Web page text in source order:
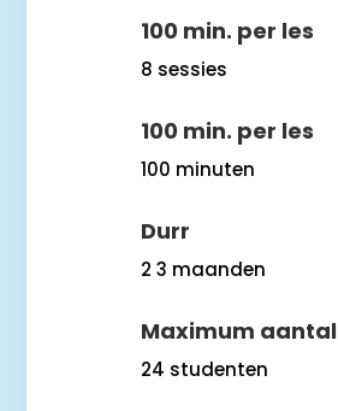
100 min. per les
8 sessies
100 min. per les
100 minuten
Durr
2 3 maanden
Maximum aantal
24 studenten